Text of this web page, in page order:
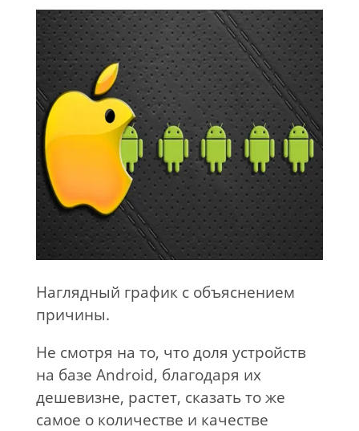
Наглядный график с объяснением
причины.
Не смотря на то, что доля устройств
на базе Android, благодаря их
дешевизне, растет, сказать то же
самое о количестве и качестве